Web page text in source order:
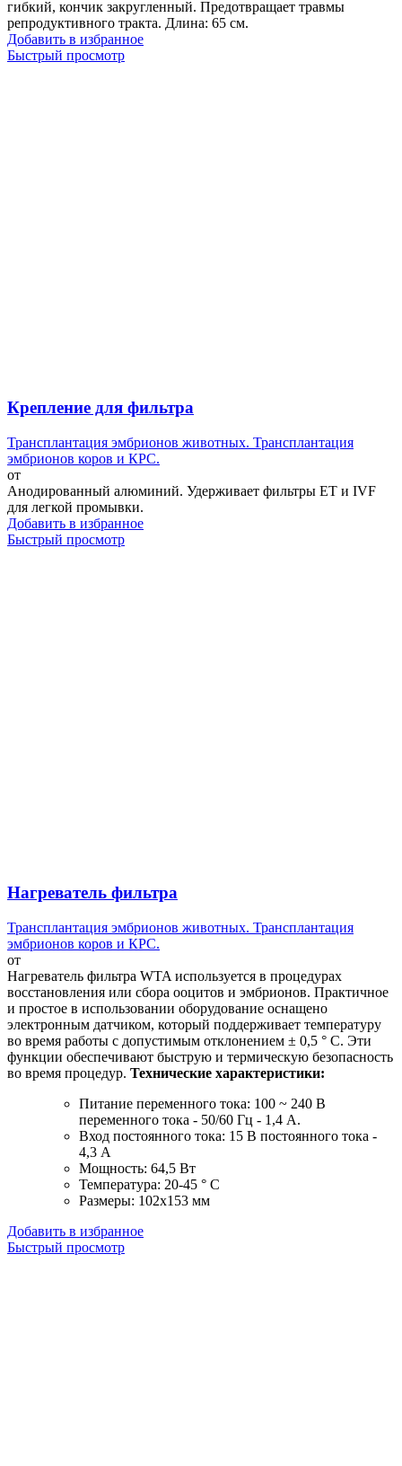
гибкий, кончик закругленный. Предотвращает травмы
репродуктивного тракта. Длина: 65 см.
Добавить в избранное
Быстрый просмотр
Крепление для фильтра
Трансплантация эмбрионов животных. Трансплантация
эмбрионов коров и КРС.
от
Анодированный алюминий. Удерживает фильтры ET и IVF
для легкой промывки.
Добавить в избранное
Быстрый просмотр
Нагреватель фильтра
Трансплантация эмбрионов животных. Трансплантация
эмбрионов коров и КРС.
от
Нагреватель фильтра WTA используется в процедурах
восстановления или сбора ооцитов и эмбрионов. Практичное
и простое в использовании оборудование оснащено
электронным датчиком, который поддерживает температуру
во время работы с допустимым отклонением ± 0,5 ° C. Эти
функции обеспечивают быструю и термическую безопасность
во время процедур. Технические характеристики:
Питание переменного тока: 100 ~ 240 В
переменного тока - 50/60 Гц - 1,4 А.
Вход постоянного тока: 15 В постоянного тока -
4,3 А
Мощность: 64,5 Вт
Температура: 20-45 ° C
Размеры: 102x153 мм
Добавить в избранное
Быстрый просмотр